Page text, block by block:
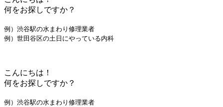
何をお探しですか？
例）渋谷駅の水まわり修理業者
例）世田谷区の土日にやっている内科
こんにちは！
何をお探しですか？
例）渋谷駅の水まわり修理業者